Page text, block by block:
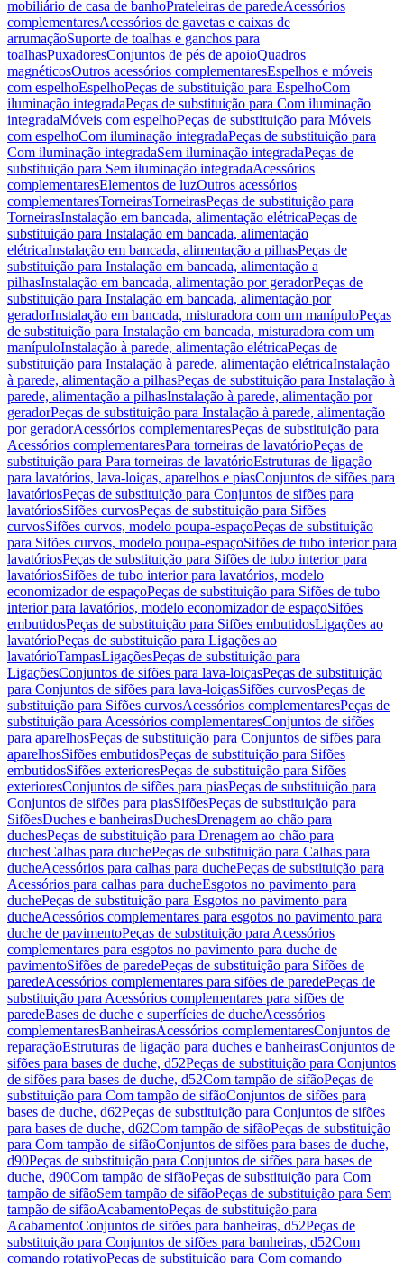
mobiliário de casa de banhoPrateleiras de paredeAcessórios
complementaresAcessórios de gavetas e caixas de
arrumaçãoSuporte de toalhas e ganchos para
toalhasPuxadoresConjuntos de pés de apoioQuadros
magnéticosOutros acessórios complementaresEspelhos e móveis
com espelhoEspelhoPeças de substituição para EspelhoCom
iluminação integradaPeças de substituição para Com iluminação
integradaMóveis com espelhoPeças de substituição para Móveis
com espelhoCom iluminação integradaPeças de substituição para
Com iluminação integradaSem iluminação integradaPeças de
substituição para Sem iluminação integradaAcessórios
complementaresElementos de luzOutros acessórios
complementaresTorneirasTorneirasPeças de substituição para
TorneirasInstalação em bancada, alimentação elétricaPeças de
substituição para Instalação em bancada, alimentação
elétricaInstalação em bancada, alimentação a pilhasPeças de
substituição para Instalação em bancada, alimentação a
pilhasInstalação em bancada, alimentação por geradorPeças de
substituição para Instalação em bancada, alimentação por
geradorInstalação em bancada, misturadora com um manípuloPeças
de substituição para Instalação em bancada, misturadora com um
manípuloInstalação à parede, alimentação elétricaPeças de
substituição para Instalação à parede, alimentação elétricaInstalação
à parede, alimentação a pilhasPeças de substituição para Instalação à
parede, alimentação a pilhasInstalação à parede, alimentação por
geradorPeças de substituição para Instalação à parede, alimentação
por geradorAcessórios complementaresPeças de substituição para
Acessórios complementaresPara torneiras de lavatórioPeças de
substituição para Para torneiras de lavatórioEstruturas de ligação
para lavatórios, lava-loiças, aparelhos e piasConjuntos de sifões para
lavatóriosPeças de substituição para Conjuntos de sifões para
lavatóriosSifões curvosPeças de substituição para Sifões
curvosSifões curvos, modelo poupa-espaçoPeças de substituição
para Sifões curvos, modelo poupa-espaçoSifões de tubo interior para
lavatóriosPeças de substituição para Sifões de tubo interior para
lavatóriosSifões de tubo interior para lavatórios, modelo
economizador de espaçoPeças de substituição para Sifões de tubo
interior para lavatórios, modelo economizador de espaçoSifões
embutidosPeças de substituição para Sifões embutidosLigações ao
lavatórioPeças de substituição para Ligações ao
lavatórioTampasLigaçõesPeças de substituição para
LigaçõesConjuntos de sifões para lava-loiçasPeças de substituição
para Conjuntos de sifões para lava-loiçasSifões curvosPeças de
substituição para Sifões curvosAcessórios complementaresPeças de
substituição para Acessórios complementaresConjuntos de sifões
para aparelhosPeças de substituição para Conjuntos de sifões para
aparelhosSifões embutidosPeças de substituição para Sifões
embutidosSifões exterioresPeças de substituição para Sifões
exterioresConjuntos de sifões para piasPeças de substituição para
Conjuntos de sifões para piasSifõesPeças de substituição para
SifõesDuches e banheirasDuchesDrenagem ao chão para
duchesPeças de substituição para Drenagem ao chão para
duchesCalhas para duchePeças de substituição para Calhas para
ducheAcessórios para calhas para duchePeças de substituição para
Acessórios para calhas para ducheEsgotos no pavimento para
duchePeças de substituição para Esgotos no pavimento para
ducheAcessórios complementares para esgotos no pavimento para
duche de pavimentoPeças de substituição para Acessórios
complementares para esgotos no pavimento para duche de
pavimentoSifões de paredePeças de substituição para Sifões de
paredeAcessórios complementares para sifões de paredePeças de
substituição para Acessórios complementares para sifões de
paredeBases de duche e superfícies de ducheAcessórios
complementaresBanheirasAcessórios complementaresConjuntos de
reparaçãoEstruturas de ligação para duches e banheirasConjuntos de
sifões para bases de duche, d52Peças de substituição para Conjuntos
de sifões para bases de duche, d52Com tampão de sifãoPeças de
substituição para Com tampão de sifãoConjuntos de sifões para
bases de duche, d62Peças de substituição para Conjuntos de sifões
para bases de duche, d62Com tampão de sifãoPeças de substituição
para Com tampão de sifãoConjuntos de sifões para bases de duche,
d90Peças de substituição para Conjuntos de sifões para bases de
duche, d90Com tampão de sifãoPeças de substituição para Com
tampão de sifãoSem tampão de sifãoPeças de substituição para Sem
tampão de sifãoAcabamentoPeças de substituição para
AcabamentoConjuntos de sifões para banheiras, d52Peças de
substituição para Conjuntos de sifões para banheiras, d52Com
comando rotativoPeças de substituição para Com comando